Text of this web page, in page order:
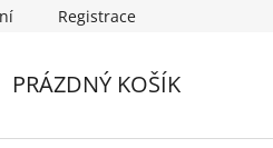
O nás
Registrace
PRÁZDNÝ KOŠÍK